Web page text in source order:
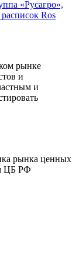
«Русагро»,
Ros
рынке
и
и
рынка ценных
ЦБ РФ